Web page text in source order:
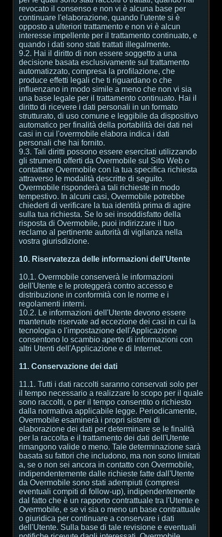
revocato il consenso e non vi è alcuna base per
continuare l'elaborazione, quando l'utente si è
opposto a ulteriori trattamento e non vi è alcun
interesse impellente per il trattamento continuato, e
quando i dati sono stati trattati illegalmente.
9.2. Hai il diritto di non essere soggetto a una
decisione basata esclusivamente sul trattamento
automatizzato, compresa la profilazione, che
produce effetti legali che ti riguardano o che
influenzano in modo simile a meno che non vi sia
una base legale per il trattamento continuato. Hai il
diritto di ricevere i dati personali in un formato
strutturato, di uso comune e leggibile da dispositivo
automatico per finalità della portabilità dei dati nei
casi in cui l'overmobile elabora indica i dati
personali che hai fornito.
9.3. Tali diritti possono essere esercitati utilizzando
gli strumenti offerti da Overmobile sul Sito Web o
contattare Overmobile con la tua specifica richiesta
attraverso le modalità descritte di seguito.
Overmobile risponderà a tali richieste in modo
tempestivo. In alcuni casi, Overmobile potrebbe
chiederti di verificare la tua identità prima di agire
sulla tua richiesta. Se lo sei insoddisfatto della
risposta di Overmobile, puoi indirizzare il tuo
reclamo al pertinente autorità di vigilanza nella
vostra giurisdizione.
10. Riservatezza delle informazioni dell'Utente
10.1. Overmobile conserverà le informazioni
dell'Utente e le proteggerà contro accesso e
distribuzione in conformità con le norme e i
regolamenti interni.
10.2. Le informazioni dell'Utente devono essere
mantenute riservate ad eccezione dei casi in cui la
tecnologia o l'impostazione dell'Applicazione
consentono lo scambio aperto di informazioni con
altri Utenti dell'Applicazione e di Internet.
11. Conservazione dei dati
11.1. Tutti i dati raccolti saranno conservati solo per
il tempo necessario a realizzare lo scopo per il quale
sono raccolti, o per il tempo consentito o richiesto
dalla normativa applicabile legge. Periodicamente,
Overmobile esaminerà i propri sistemi di
elaborazione dei dati per determinare se le finalità
per la raccolta e il trattamento dei dati dell'Utente
rimangono valide o meno. Tale determinazione sarà
basata su fattori che includono, ma non sono limitati
a, se o non sei ancora in contatto con Overmobile,
indipendentemente dalle richieste fatte dall'Utente
da Overmobile sono stati adempiuti (compresi
eventuali compiti di follow-up), indipendentemente
dal fatto che è un rapporto contrattuale tra l'Utente e
Overmobile, e se vi sia o meno un base contrattuale
o giuridica per continuare a conservare i dati
dell'Utente. Sulla base di tale revisione e eventuali